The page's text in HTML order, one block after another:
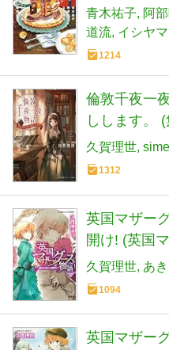
青木祐子 阿
道流 イシヤ
1214
倫敦千夜一
しします。
久賀理世 sime
1312
英国マザー
開け! (英国
(コバルト文
久賀理世 あき
1094
英国マザー